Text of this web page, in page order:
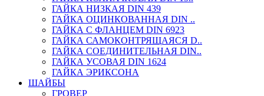
ГАЙКА НИЗКАЯ DIN 439
ГАЙКА ОЦИНКОВАННАЯ DIN ..
ГАЙКА С ФЛАНЦЕМ DIN 6923
ГАЙКА САМОКОНТРЯЩАЯСЯ D..
ГАЙКА СОЕДИНИТЕЛЬНАЯ DIN..
ГАЙКА УСОВАЯ DIN 1624
ГАЙКА ЭРИКСОНА
ШАЙБЫ
ГРОВЕР